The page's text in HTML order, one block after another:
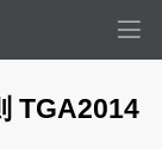
TGA2014